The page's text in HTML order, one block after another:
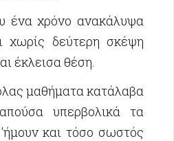
ένα χρόνο ανακάλυψα
χωρίς δεύτερη σκέψη
έκλεισα θέση.
μαθήματα κατάλαβα
υπερβολικά τα
και τόσο σωστός